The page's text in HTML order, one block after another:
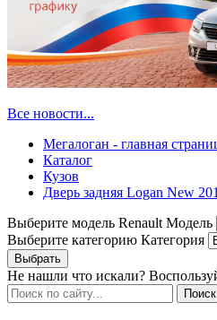
Все новости...
Мегалоган - главная
Каталог
Кузов
Дверь задняя Logan New
Выберите модель Renault Модель
Выберите категорию Категория
Не нашли что искали?